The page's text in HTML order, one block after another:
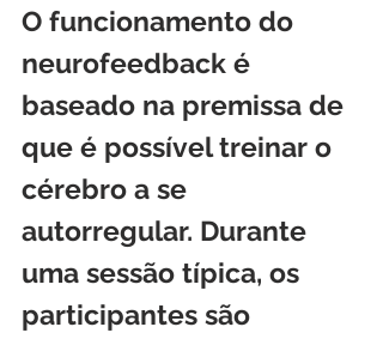
O funcionamento do
neurofeedback é
baseado na premissa de
que é possível treinar o
cérebro a se
autorregular. Durante
uma sessão típica, os
participantes são